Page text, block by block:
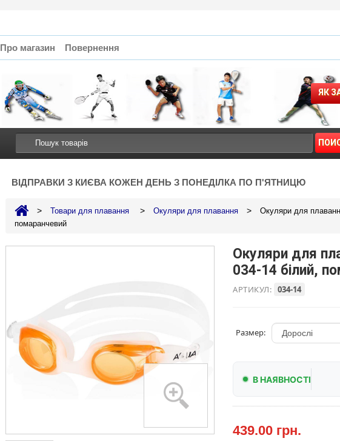
Про магазин Повернення
ЯК
ВІДПРАВКИ З КИЄВА КОЖЕН ДЕНЬ З ПОНЕДІЛКА ПО П'ЯТНИЦЮ
> Товари для плавання > Окуляри для плавання >
Окуляри для
помаранчевий
Окуляри для
034-14 білий,
АРТИКУЛ: 034-14
Размер:
В НАЯВНОСТІ
439.00 грн.